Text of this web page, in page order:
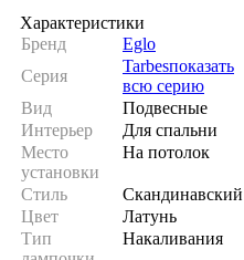
Характеристики
Бренд
Eglo
Серия
Tarbesпоказать
всю серию
Вид
Подвесные
Интерьер
Для спальни
Место
установки
На потолок
Стиль
Скандинавский
Цвет
Латунь
Тип
Накаливания